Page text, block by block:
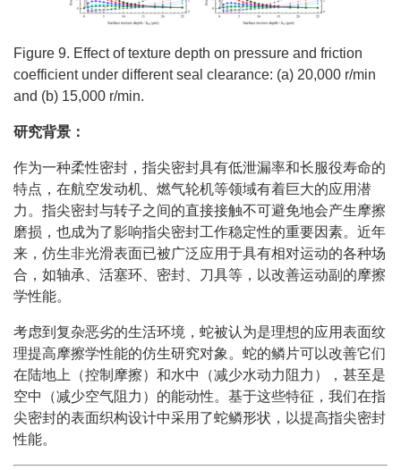
Figure 9. Effect of texture depth on pressure and friction
coefficient under different seal clearance: (a) 20,000 r/min
and (b) 15,000 r/min.
研究背景：
作为一种柔性密封，指尖密封具有低泄漏率和长服役寿命的
特点，在航空发动机、燃气轮机等领域有着巨大的应用潜
力。指尖密封与转子之间的直接接触不可避免地会产生摩擦
磨损，也成为了影响指尖密封工作稳定性的重要因素。近年
来，仿生非光滑表面已被广泛应用于具有相对运动的各种场
合，如轴承、活塞环、密封、刀具等，以改善运动副的摩擦
学性能。
考虑到复杂恶劣的生活环境，蛇被认为是理想的应用表面纹
理提高摩擦学性能的仿生研究对象。蛇的鳞片可以改善它们
在陆地上（控制摩擦）和水中（减少水动力阻力），甚至是
空中（减少空气阻力）的能动性。基于这些特征，我们在指
尖密封的表面织构设计中采用了蛇鳞形状，以提高指尖密封
性能。